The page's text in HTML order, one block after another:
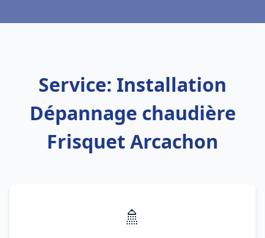
Service: Installation
Dépannage chaudière
Frisquet Arcachon
🚿